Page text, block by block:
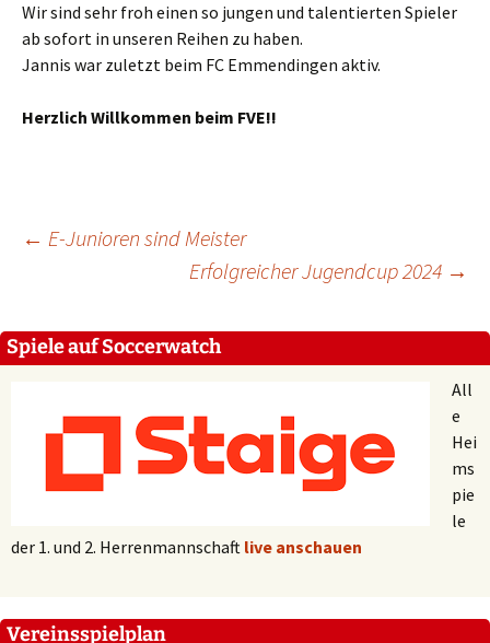
Wir sind sehr froh einen so jungen und talentierten Spieler
ab sofort in unseren Reihen zu haben.
Jannis war zuletzt beim FC Emmendingen aktiv.
Herzlich Willkommen beim FVE!!
Beitragsnavigation
← E-Junioren sind Meister
Erfolgreicher Jugendcup 2024 →
Spiele auf Soccerwatch
All
e
Hei
ms
pie
le
der 1. und 2. Herrenmannschaft live anschauen
Vereinsspielplan